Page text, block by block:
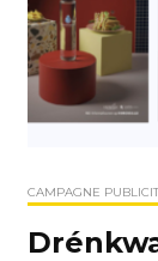
CAMPAGNE